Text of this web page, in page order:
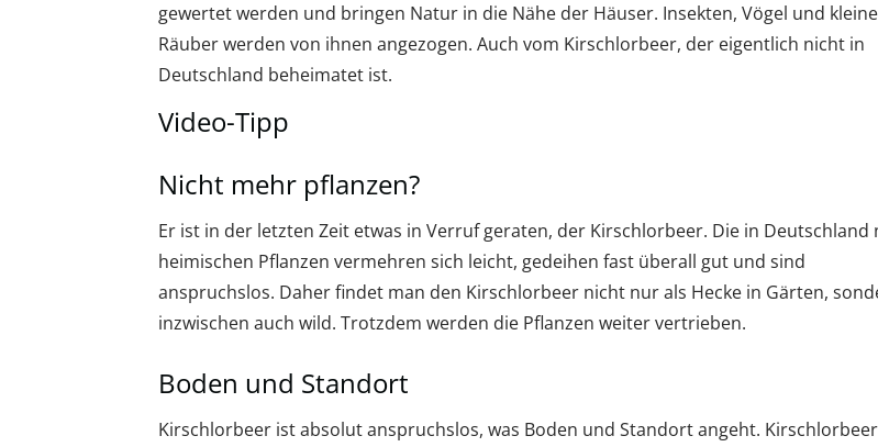
gewertet werden und bringen Natur in die Nähe der Häuser. Insekten, Vögel und kleine
Räuber werden von ihnen angezogen. Auch vom Kirschlorbeer, der eigentlich nicht in
Deutschland beheimatet ist.
Video-Tipp
Nicht mehr pflanzen?
Er ist in der letzten Zeit etwas in Verruf geraten, der Kirschlorbeer. Die in Deutschland
heimischen Pflanzen vermehren sich leicht, gedeihen fast überall gut und sind
anspruchslos. Daher findet man den Kirschlorbeer nicht nur als Hecke in Gärten,
inzwischen auch wild. Trotzdem werden die Pflanzen weiter vertrieben.
Boden und Standort
Kirschlorbeer ist absolut anspruchslos, was Boden und Standort angeht. Kirschlorbeer